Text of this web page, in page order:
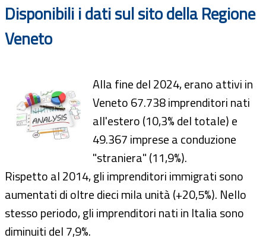
Disponibili i dati sul sito della Regione
Veneto
Alla fine del 2024, erano attivi in
Veneto 67.738 imprenditori nati
all'estero (10,3% del totale) e
49.367 imprese a conduzione
"straniera" (11,9%).
Rispetto al 2014, gli imprenditori immigrati sono
aumentati di oltre dieci mila unità (+20,5%). Nello
stesso periodo, gli imprenditori nati in Italia sono
diminuiti del 7,9%.